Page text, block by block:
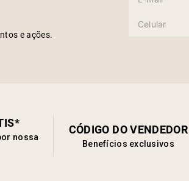
e ações.
nossa
CÓDIGO DO VENDEDOR
Benefícios exclusivos